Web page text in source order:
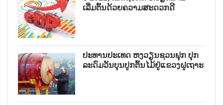
ເລີ່ມຕົ້ນດ້ວຍຄວາມສະດວກດີ
ປະທານປະເທດ ຫງວຽນຊວນຟຸກ ປຸກ
ລະດົມວັນບຸນປູກຕົ້ນໄມ້ຢູ່ແຂວງຝູເຖາະ